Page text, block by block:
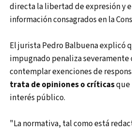
directa la libertad de expresión y
información consagrados en la
El jurista Pedro Balbuena explicó
impugnado penaliza severamente
contemplar exenciones de
trata de opiniones o críticasque
interés público.
"La normativa, tal como está